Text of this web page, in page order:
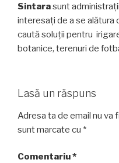
Sintarasunt
interesați de a se alătura
caută soluții pentru
botanice, terenuri de
Lasă un răspuns
Adresa ta de email nu va
sunt marcate cu *
Comentariu*